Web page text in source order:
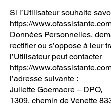
Si l’Utilisateur souhaite
https://www.ofassistante.com
Données Personnelles,
rectifier ou s’oppose à leur
l’Utilisateur peut contacter
https://www.ofassistante.com
l’adresse suivante :
Juliette Goemaere – DPO,
1309, chemin de Venette